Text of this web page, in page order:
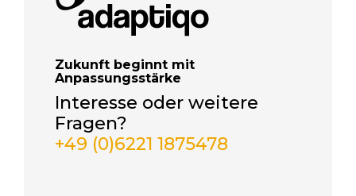
Zukunft beginnt mit
Anpassungsstärke
Interesse oder weitere
Fragen?
+49 (0)6221 1875478